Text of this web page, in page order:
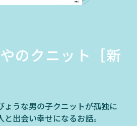
のクニット［新
ょうな男の子クニットが孤独に
出会い幸せになるお話。